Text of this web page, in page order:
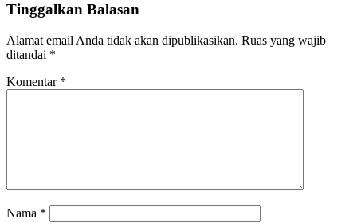
Tinggalkan Balasan
Alamat email Anda tidak akan dipublikasikan. Ruas yang wajib
ditandai *
Komentar *
Nama *